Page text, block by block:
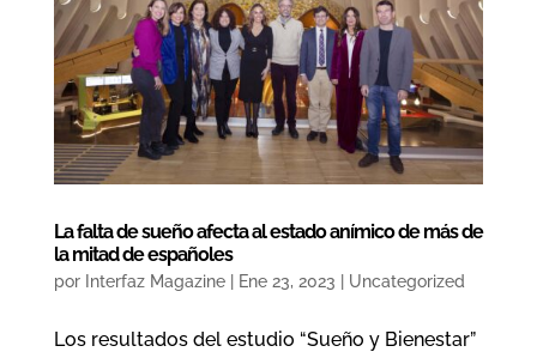
La falta de sueño afecta al estado anímico de más de
la mitad de españoles
por Interfaz Magazine| Ene 23, 2023 | Uncategorized
Los resultados del estudio “Sueño y Bienestar”